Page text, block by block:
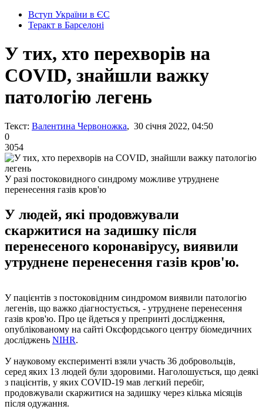
Вступ України в ЄС
Теракт в Барселоні
У тих, хто перехворів на
COVID, знайшли важку
патологію легень
Текст: Валентина Червоножка, 30 січня 2022, 04:50
0
3054
У разі постоковидного синдрому можливе утруднене
перенесення газів кров'ю
У людей, які продовжували
скаржитися на задишку після
перенесеного коронавірусу, виявили
утруднене перенесення газів кров'ю.
У пацієнтів з постоковідним синдромом виявили патологію
легенів, що важко діагностується, - утруднене перенесення
газів кров'ю. Про це йдеться у препринті дослідження,
опублікованому на сайті Оксфордського центру біомедичних
досліджень NIHR.
У науковому експерименті взяли участь 36 добровольців,
серед яких 13 людей були здоровими. Наголошується, що деякі
з пацієнтів, у яких COVID-19 мав легкий перебіг,
продовжували скаржитися на задишку через кілька місяців
після одужання.